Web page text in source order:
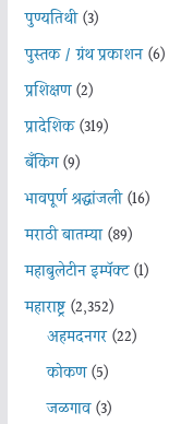
पुण्यतिथी(3)
पुस्तक / ग्रंथ प्रकाशन(6)
प्रशिक्षण(2)
प्रादेशिक(319)
बँकिंग(9)
भावपूर्ण श्रद्धांजली(16)
मराठी बातम्या(89)
महाबुलेटीन इम्पॅक्ट(1)
महाराष्ट्र(2,352)
अहमदनगर(22)
कोकण(5)
जळगाव(3)